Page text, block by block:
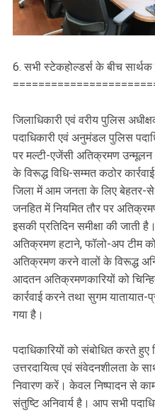
6. सभी स्टेकहोल्डर्स के बीच
जिलाधिकारी एवं वरीय पुलिस
पदाधिकारी एवं अनुमंडल पुलिस
पर मल्टी-एजेंसी अतिक्रमण
के विरूद्ध विधि-सम्मत कठोर
जिला में आम जनता के लिए बेहतर-
जनहित में नियमित तौर पर
इसकी प्रतिदिन समीक्षा की जाती
अतिक्रमण हटाने, फॉलो-अप टीम
अतिक्रमण करने वालों के विरूद्ध
आदतन अतिक्रमणकारियों को
कार्रवाई करने तथा सुगम
गया है।
पदाधिकारियों को संबोधित करते हुए
उत्तरदायित्व एवं संवेदनशीलता के
निवारण करें। केवल निष्पादन से
संतुष्टि अनिवार्य है। आप सभी